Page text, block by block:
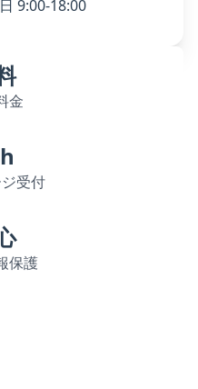
9:00-18:00
金
受付
保護